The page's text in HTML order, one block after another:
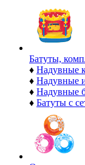
Батуты,
♦ Надувные
♦ Надувные
♦ Надувные
♦ Батуты с